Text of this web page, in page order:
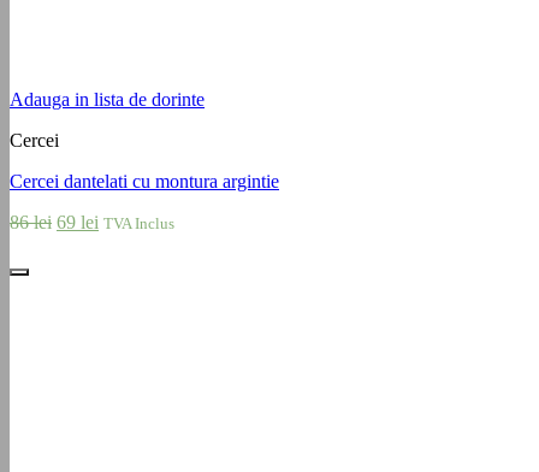
Adauga in lista de dorinte
Cercei
Cercei dantelati cu montura argintie
86lei Prețul
69 lei Prețul
TVA Inclus